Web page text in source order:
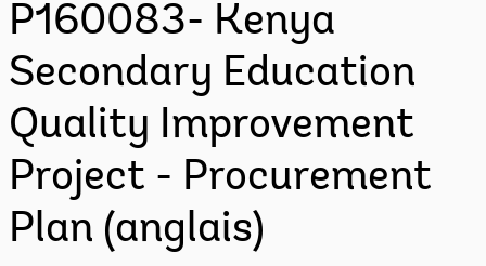
P160083- Kenya
Secondary Education
Quality Improvement
Project - Procurement
Plan (anglais)